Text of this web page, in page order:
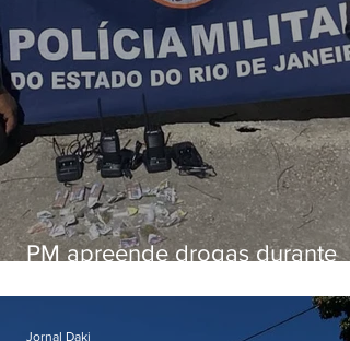
PM apreende drogas durante
Jornal Daki